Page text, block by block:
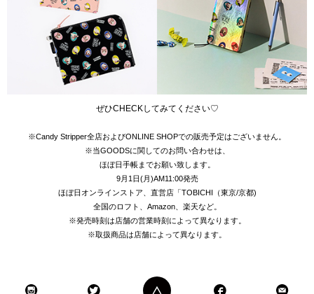
ぜひCHECKしてみてください♡
※Candy Stripper全店およびONLINE SHOPでの販売予定はございません。
※当GOODSに関してのお問い合わせは、
ほぼ日手帳までお願い致します。
9月1日(月)AM11:00発売
ほぼ日オンラインストア、直営店「TOBICHI（東京/京都)
全国のロフト、Amazon、楽天など。
※発売時刻は店舗の営業時刻によって異なります。
※取扱商品は店舗によって異なります。